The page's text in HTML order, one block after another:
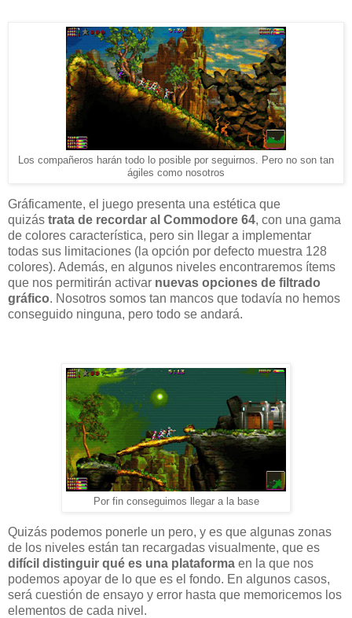
Los compañeros harán todo lo posible por seguirnos. Pero no son tan
ágiles como nosotros
Gráficamente, el juego presenta una estética que
quizás trata de recordar al Commodore 64, con una gama
de colores característica, pero sin llegar a implementar
todas sus limitaciones (la opción por defecto muestra 128
colores). Además, en algunos niveles encontraremos ítems
que nos permitirán activar nuevas opciones de filtrado
gráfico. Nosotros somos tan mancos que todavía no hemos
conseguido ninguna, pero todo se andará.
Por fin conseguimos llegar a la base
Quizás podemos ponerle un pero, y es que algunas zonas
de los niveles están tan recargadas visualmente, que es
difícil distinguir qué es una plataforma en la que nos
podemos apoyar de lo que es el fondo. En algunos casos,
será cuestión de ensayo y error hasta que memoricemos los
elementos de cada nivel.